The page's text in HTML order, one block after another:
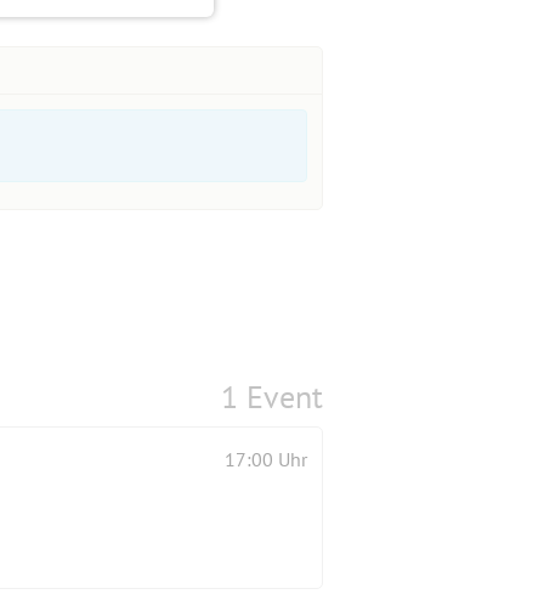
1 Event
17:00 Uhr